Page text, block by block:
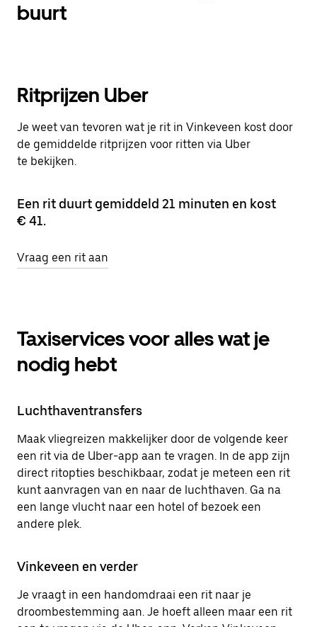
buurt
Ritprijzen Uber
Je weet van tevoren wat je rit in Vinkeveen kost door
de gemiddelde ritprijzen voor ritten via Uber
te bekijken.
Een rit duurt gemiddeld 21 minuten en kost
€ 41.
Vraag een rit aan
Taxiservices voor alles wat je
nodig hebt
Luchthaventransfers
Maak vliegreizen makkelijker door de volgende keer
een rit via de Uber-app aan te vragen. In de app zijn
direct ritopties beschikbaar, zodat je meteen een rit
kunt aanvragen van en naar de luchthaven. Ga na
een lange vlucht naar een hotel of bezoek een
andere plek.
Vinkeveen en verder
Je vraagt in een handomdraai een rit naar je
droombestemming aan. Je hoeft alleen maar een rit